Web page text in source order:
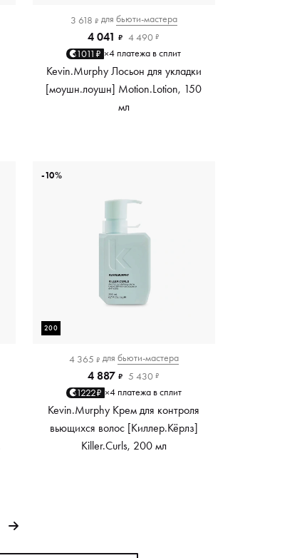
3 618 ₽ для бьюти-мастера
4 041 ₽ 4 490 ₽
1011₽ ×4 платежа в сплит
Kevin.Murphy Лосьон для укладки
[моушн.лоушн] Motion.Lotion, 150
мл
200
4 365 ₽ для бьюти-мастера
4 887 ₽ 5 430 ₽
1222₽ ×4 платежа в сплит
Kevin.Murphy Крем для контроля
вьющихся волос [Киллер.Кёрлз]
Killer.Curls, 200 мл
-10%